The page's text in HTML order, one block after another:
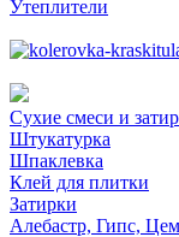
Утеплители
Сухие смеси и
Штукатурка
Шпаклевка
Клей для плитки
Затирки
Алебастр, Гипс,